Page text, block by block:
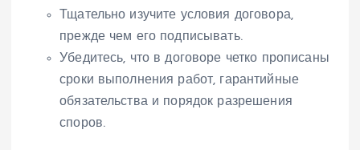
Тщательно изучите условия договора,
прежде чем его подписывать.
Убедитесь, что в договоре четко прописаны
сроки выполнения работ, гарантийные
обязательства и порядок разрешения
споров.